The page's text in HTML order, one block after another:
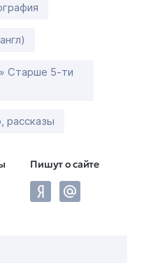
Старше 5-ти
рассказы
Пишут о сайте